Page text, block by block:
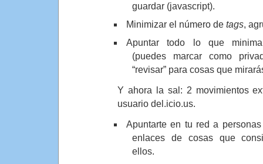
guardar (javascript).
Minimizar el número de tags,
Apuntar todo lo que
(puedes marcar como
“revisar” para cosas que
Y ahora la sal: 2 movimientos
usuario del.icio.us.
Apuntarte en tu red a
enlaces de cosas que
ellos.